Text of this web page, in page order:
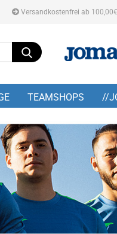
Versandkostenfrei ab
Suche...
TEAMSHOPS //